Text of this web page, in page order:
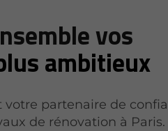
vos
ambitieux
votre partenaire de
de rénovation à Paris.